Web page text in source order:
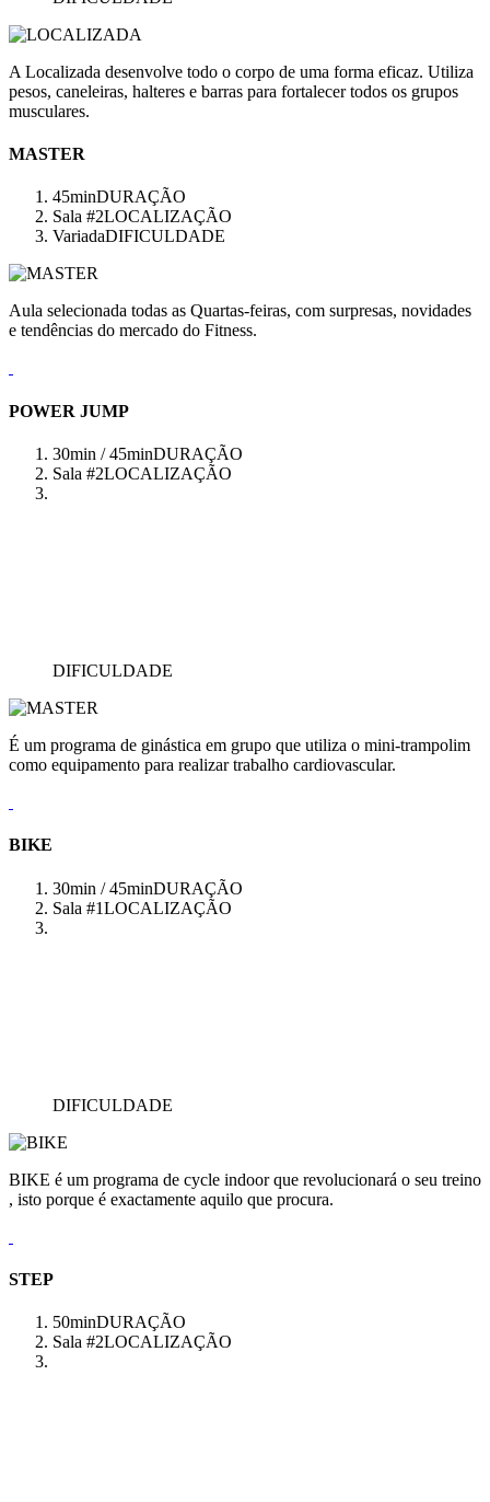
A Localizada desenvolve todo o corpo de uma forma eficaz. Utiliza
pesos, caneleiras, halteres e barras para fortalecer todos os grupos
musculares.
MASTER
45minDURAÇÃO
Sala #2LOCALIZAÇÃO
VariadaDIFICULDADE
Aula selecionada todas as Quartas-feiras, com surpresas, novidades
e tendências do mercado do Fitness.
POWER JUMP
30min / 45minDURAÇÃO
Sala #2LOCALIZAÇÃO
DIFICULDADE
É um programa de ginástica em grupo que utiliza o mini-trampolim
como equipamento para realizar trabalho cardiovascular.
BIKE
30min / 45minDURAÇÃO
Sala #1LOCALIZAÇÃO
DIFICULDADE
BIKE é um programa de cycle indoor que revolucionará o seu treino
, isto porque é exactamente aquilo que procura.
STEP
50minDURAÇÃO
Sala #2LOCALIZAÇÃO